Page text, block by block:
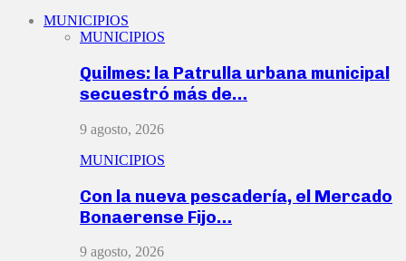
MUNICIPIOS
MUNICIPIOS
Quilmes: la Patrulla urbana municipal
secuestró más de…
9 agosto, 2026
MUNICIPIOS
Con la nueva pescadería, el Mercado
Bonaerense Fijo…
9 agosto, 2026